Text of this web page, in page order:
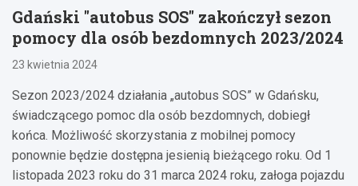
Gdański "autobus SOS" zakończył sezon
pomocy dla osób bezdomnych 2023/2024
23 kwietnia 2024
Sezon 2023/2024 działania „autobus SOS” w Gdańsku,
świadczącego pomoc dla osób bezdomnych, dobiegł
końca. Możliwość skorzystania z mobilnej pomocy
ponownie będzie dostępna jesienią bieżącego roku. Od 1
listopada 2023 roku do 31 marca 2024 roku, załoga pojazdu